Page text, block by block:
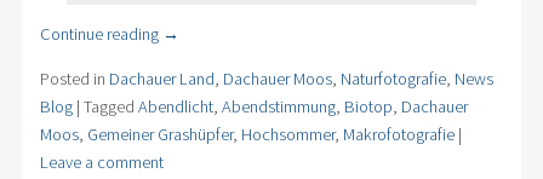
Continue reading →
Posted in Dachauer Land, Dachauer Moos, Naturfotografie, News
Blog | Tagged Abendlicht, Abendstimmung, Biotop, Dachauer
Moos, Gemeiner Grashüpfer, Hochsommer, Makrofotografie |
Leave a comment